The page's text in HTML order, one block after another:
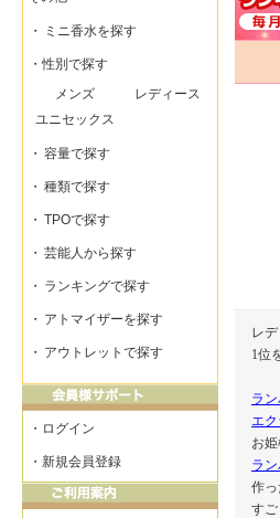
レ
1位
ラ
エ
お
ラ
作
す
・ ミニ香水を探す
・性別で探す
メンズ
レディース
ユニセックス
・ 容量で探す
・ 種類で探す
・ TPOで探す
・ 芸能人から探す
・ ランキングで探す
・ アトマイザーを探す
・ アウトレットで探す
・ ログイン
・ 新規会員登録